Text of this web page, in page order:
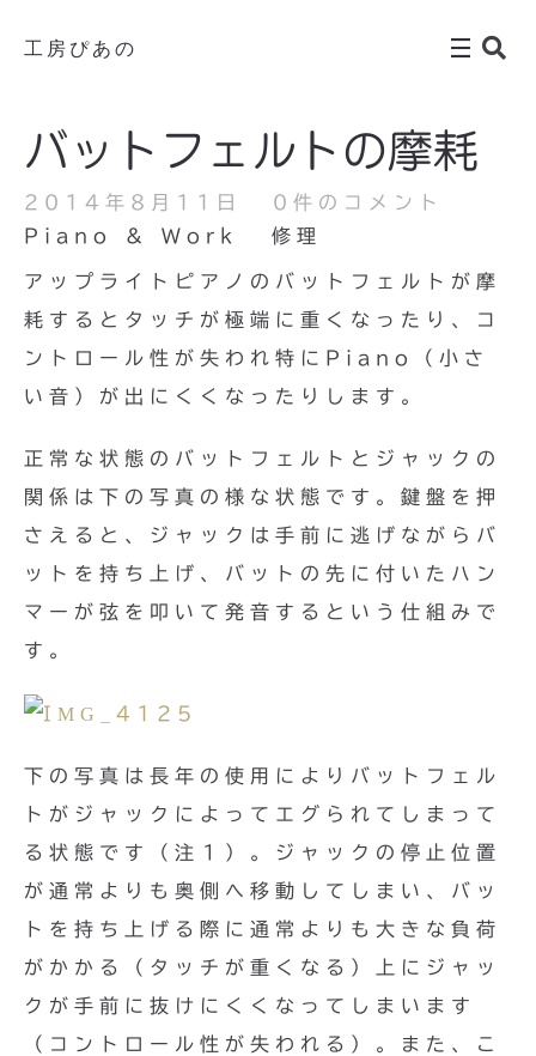
工房ぴあの
バットフェルトの摩耗
2014年8月11日
0件のコメント
Piano & Work
修理
アップライトピアノのバットフェルトが摩
耗するとタッチが極端に重くなったり、コ
ントロール性が失われ特にPiano（小さ
い音）が出にくくなったりします。
正常な状態のバットフェルトとジャックの
関係は下の写真の様な状態です。鍵盤を押
さえると、ジャックは手前に逃げながらバ
ットを持ち上げ、バットの先に付いたハン
マーが弦を叩いて発音するという仕組みで
す。
下の写真は長年の使用によりバットフェル
トがジャックによってエグられてしまって
る状態です（注１）。ジャックの停止位置
が通常よりも奥側へ移動してしまい、バッ
トを持ち上げる際に通常よりも大きな負荷
がかかる（タッチが重くなる）上にジャッ
クが手前に抜けにくくなってしまいます
（コントロール性が失われる）。また、こ